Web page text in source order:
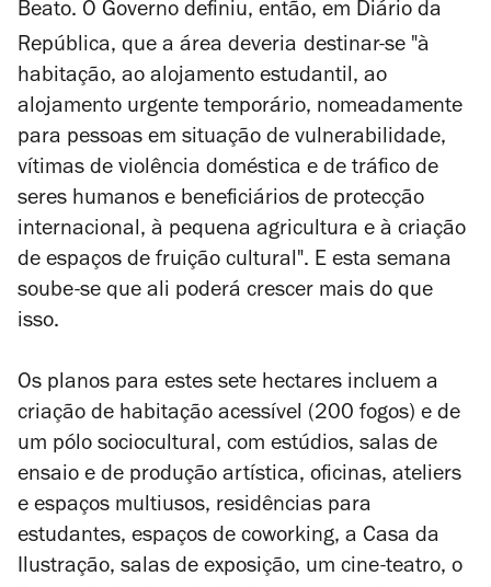
Beato. O Governo definiu, então, em Diário da
República, que a área deveria destinar-se "à
habitação, ao alojamento estudantil, ao
alojamento urgente temporário, nomeadamente
para pessoas em situação de vulnerabilidade,
vítimas de violência doméstica e de tráfico de
seres humanos e beneficiários de protecção
internacional, à pequena agricultura e à criação
de espaços de fruição cultural". E esta semana
soube-se que ali poderá crescer mais do que
isso.
Os planos para estes sete hectares incluem a
criação de habitação acessível (200 fogos) e de
um pólo sociocultural, com estúdios, salas de
ensaio e de produção artística, oficinas, ateliers
e espaços multiusos, residências para
estudantes, espaços de coworking, a Casa da
Ilustração, salas de exposição, um cine-teatro, o